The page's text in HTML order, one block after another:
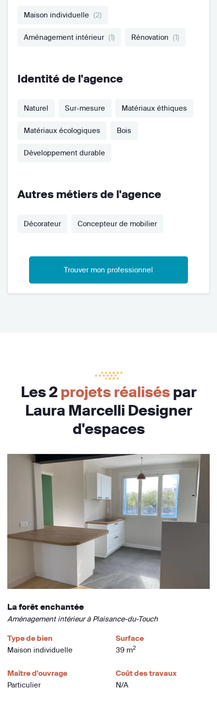
Maison individuelle (2)
Aménagement intérieur (1) Rénovation (1)
Identité de l'agence
Naturel Sur-mesure Matériaux éthiques
Matériaux écologiques Bois
Développement durable
Autres métiers de l'agence
Décorateur Concepteur de mobilier
Trouver mon professionnel
Les 2projets réaliséspar
Laura Marcelli Designer
d'espaces
La forêt enchantée
Aménagement intérieur à Plaisance-du-Touch
Type de bien
Maison individuelle
Surface
39 m2
Maître d'ouvrage
Particulier
Coût des travaux
N/A